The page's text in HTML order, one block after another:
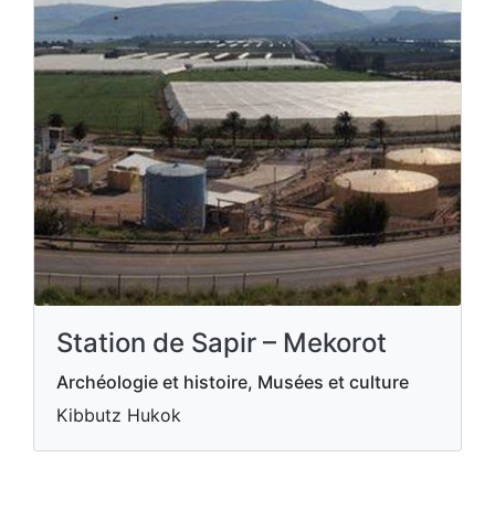
Station de Sapir – Mekorot
Archéologie et histoire, Musées et culture
Kibbutz Hukok